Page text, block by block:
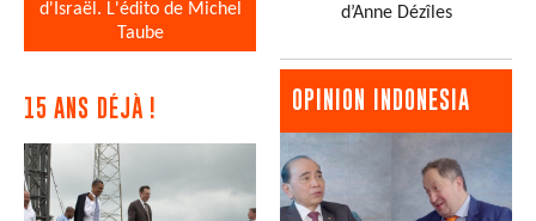
d'Israël. L'édito de Michel
Taube
15 ANS DÉJÀ !
d’Anne Dézîles
OPINION INDONESIA